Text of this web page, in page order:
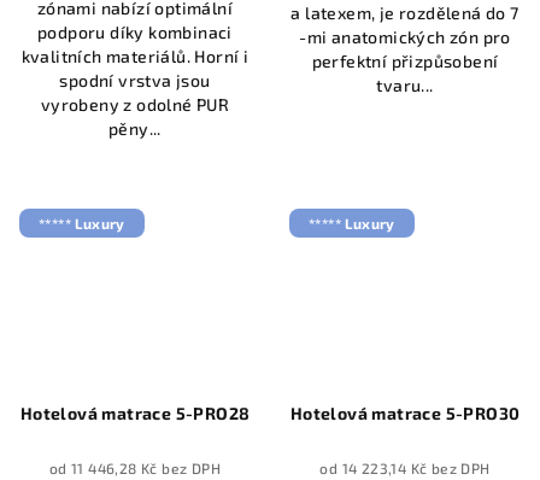
zónami nabízí optimální
podporu díky kombinaci
kvalitních materiálů. Horní i
spodní vrstva jsou
vyrobeny z odolné PUR
pěny...
a latexem, je rozdělená do 7
-mi anatomických zón pro
perfektní přizpůsobení
tvaru...
***** Luxury
Hotelová matrace 5-PRO28
od 11 446,28 Kč bez DPH
***** Luxury
Hotelová matrace 5-PRO30
od 14 223,14 Kč bez DPH